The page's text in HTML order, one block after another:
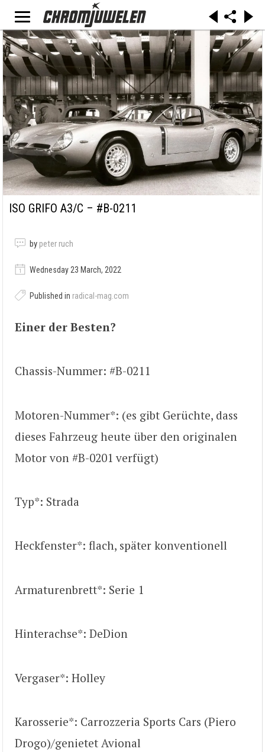
ISO GRIFO A3/C – #B-0211
by peter ruch
Wednesday 23 March, 2022
Published in radical-mag.com
Einer der Besten?
Chassis-Nummer: #B-0211
Motoren-Nummer*: (es gibt Gerüchte, dass
dieses Fahrzeug heute über den originalen
Motor von #B-0201 verfügt)
Typ*: Strada
Heckfenster*: flach, später konventionell
Armaturenbrett*: Serie 1
Hinterachse*: DeDion
Vergaser*: Holley
Karosserie*: Carrozzeria Sports Cars (Piero
Drogo)/genietet Avional